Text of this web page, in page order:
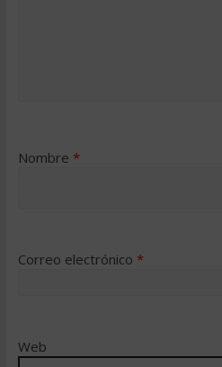
Nombre *
Correo electrónico *
Web